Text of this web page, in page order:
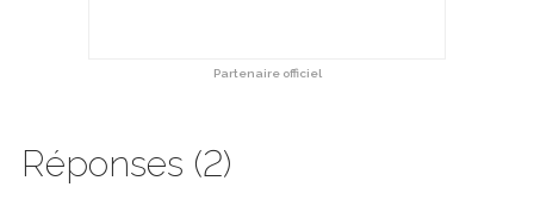
Partenaire officiel
Réponses (2)